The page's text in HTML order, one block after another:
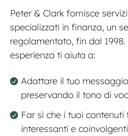
Peter & Clark fornisce
specializzati in finanza, un
regolamentato, fin dal
esperienza ti aiuta a:
Adattare il tuo
preservando il tono di
Far sì che i tuoi
interessanti e